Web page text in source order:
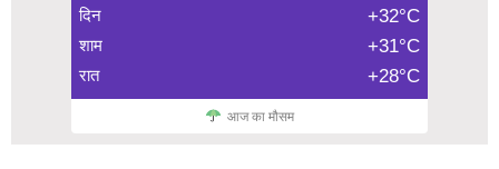
दिन +32°C
शाम +31°C
रात +28°C
आज का मौसम